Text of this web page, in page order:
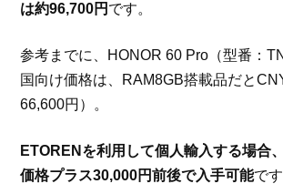
は約96,700円 です。
参考までに、HONOR 60 Pro（型番：
国向け価格は、RAM8GB搭載品だと
66,600円）。
ETORENを利用して個人輸入する場合
価格プラス30,000円前後で入手可能です